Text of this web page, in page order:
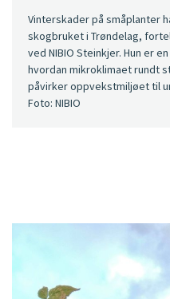
Vinterskader på
skogbruket i Trøndelag,
ved NIBIO Steinkjer. Hun er
hvordan mikroklimaet rundt
påvirker oppvekstmiljøet til
Foto: NIBIO